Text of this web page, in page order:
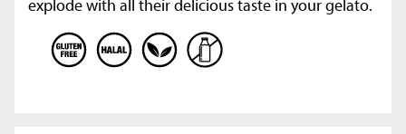
explode with all their delicious taste in your gelato.